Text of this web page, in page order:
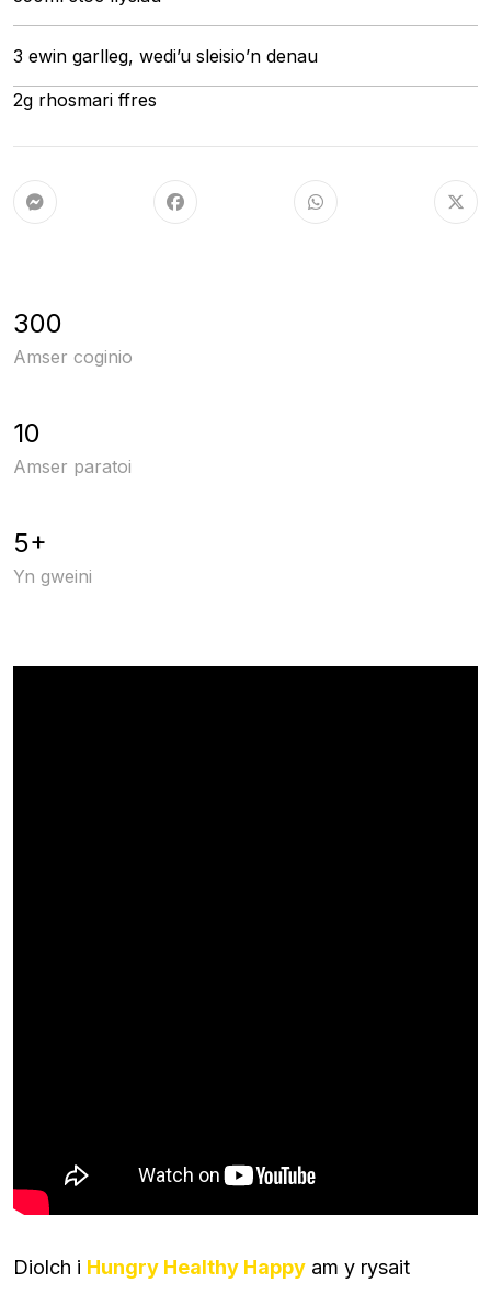
3 ewin garlleg, wedi’u sleisio’n denau
2g rhosmari ffres
300
Amser coginio
10
Amser paratoi
5+
Yn gweini
Diolch i Hungry Healthy Happy am y rysait